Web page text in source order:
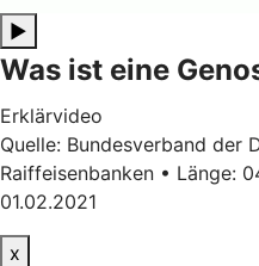
▶
Was ist eine
Erklärvideo
Quelle: Bundesverband der
Raiffeisenbanken • Länge:
01.02.2021
x